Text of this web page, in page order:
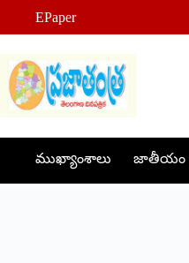
content
EPaper
ముఖ్యాంశాలు జాతీయం